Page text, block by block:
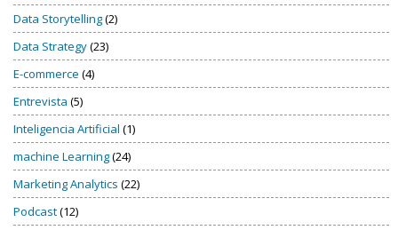
Data Storytelling(2)
Data Strategy(23)
E-commerce (4)
Entrevista (5)
Inteligencia Artificial (1)
machine Learning(24)
Marketing Analytics (22)
Podcast(12)